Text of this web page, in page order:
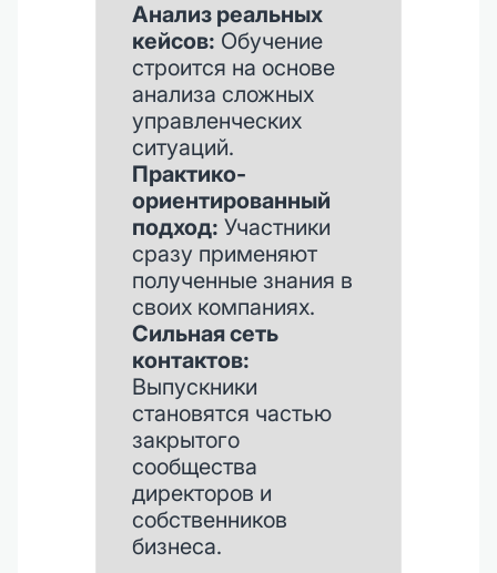
Анализ реальных
кейсов: Обучение
строится на основе
анализа сложных
управленческих
ситуаций.
Практико-
ориентированный
подход: Участники
сразу применяют
полученные знания в
своих компаниях.
Сильная сеть
контактов:
Выпускники
становятся частью
закрытого
сообщества
директоров и
собственников
бизнеса.